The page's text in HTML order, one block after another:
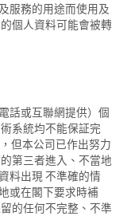
服務的用途而使用及
個人資料可能會被轉
話或互聯網提供）個
系統均不能保証完
但本公司已作出努力
第三者進入、不當地
料出現 不準確的情
或在閣下要求時補
的任何不完整、不準